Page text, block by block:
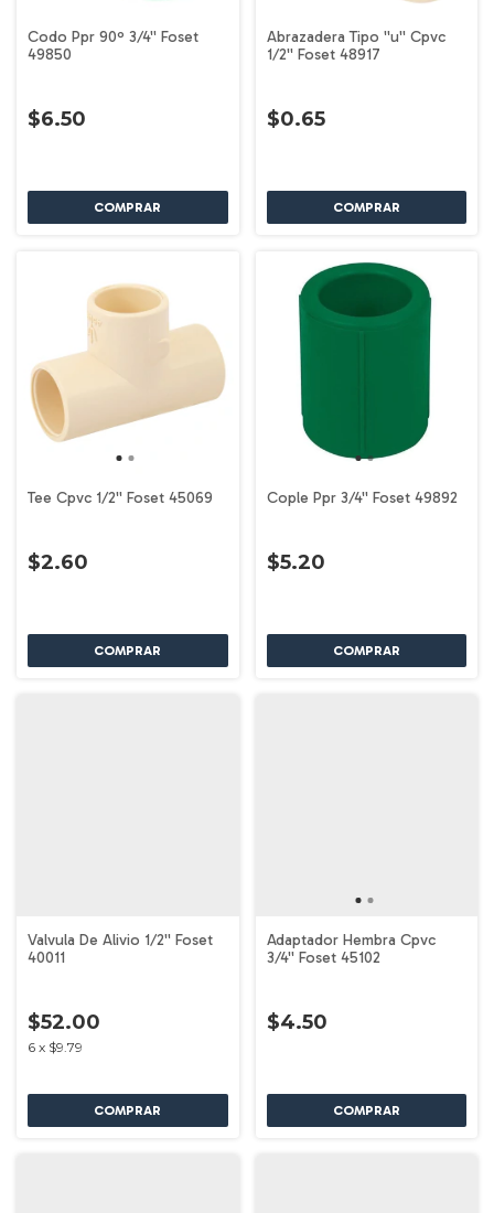
Codo Ppr 90º 3/4'' Foset
49850
$6.50
Abrazadera Tipo ''u'' Cpvc
1/2'' Foset 48917
$0.65
Tee Cpvc 1/2'' Foset 45069
$2.60
Cople Ppr 3/4'' Foset 49892
$5.20
Valvula De Alivio 1/2'' Foset
40011
$52.00
6 x $9.79
Adaptador Hembra Cpvc
3/4'' Foset 45102
$4.50